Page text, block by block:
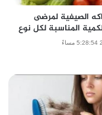
الصيفية لمرضى
المناسبة لكل نوع